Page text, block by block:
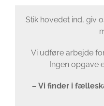
Stik hovedet ind, giv
Vi udføre arbejde
Ingen opgave
– Vi finder i